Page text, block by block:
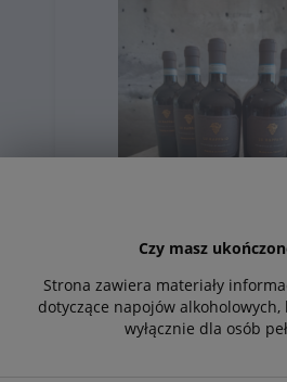
Czy masz
Strona zawiera materiały
dotyczące napojów
wyłącznie dla osób
Lu Rappaio Primitivo di
Tacco zestaw 5szt +1szt